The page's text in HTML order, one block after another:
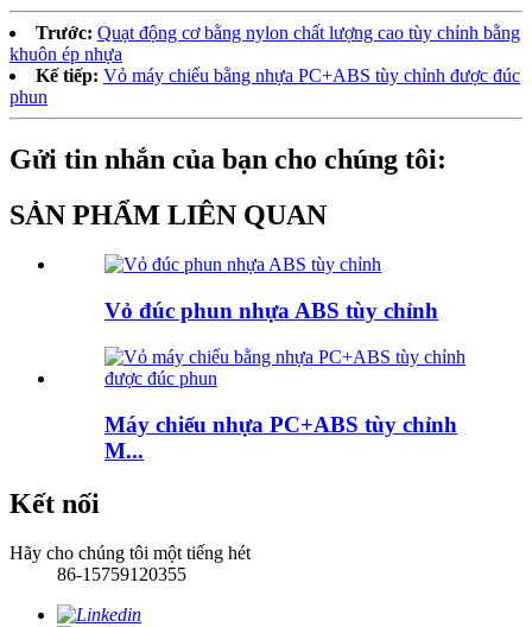
Trước: Quạt động cơ bằng nylon chất lượng cao tùy chỉnh bằng
khuôn ép nhựa
Kế tiếp: Vỏ máy chiếu bằng nhựa PC+ABS tùy chỉnh được đúc
phun
Gửi tin nhắn của bạn cho chúng tôi:
SẢN PHẨM LIÊN QUAN
Vỏ đúc phun nhựa ABS tùy chỉnh
Máy chiếu nhựa PC+ABS tùy chỉnh
M...
Kết nối
Hãy cho chúng tôi một tiếng hét
86-15759120355